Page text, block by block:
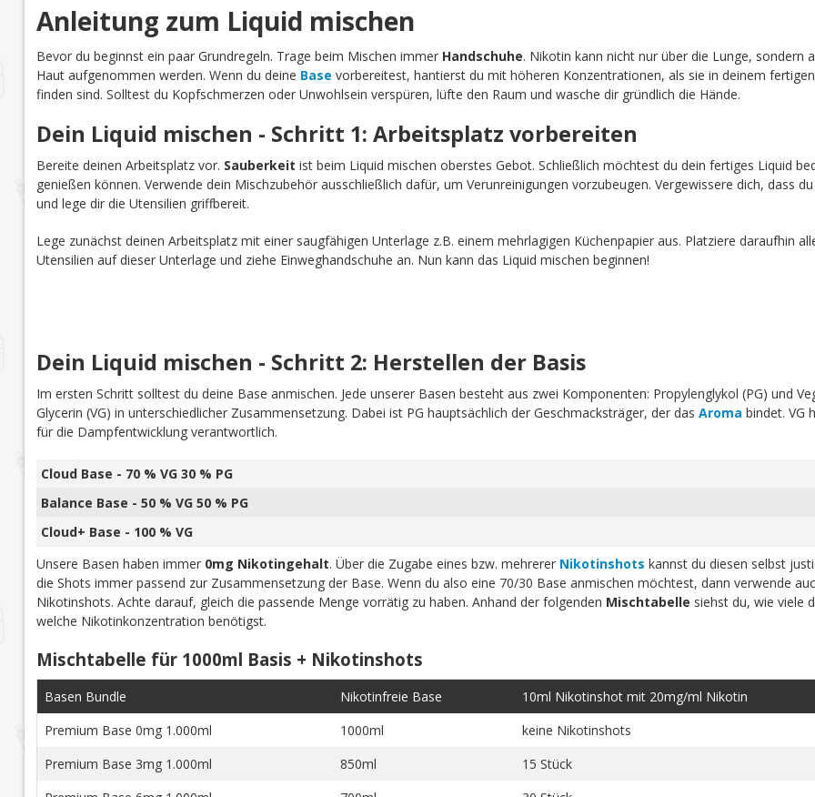
Anleitung zum Liquid mischen
Bevor du beginnst ein paar Grundregeln. Trage beim Mischen immer Handschuhe. Nikotin kann nicht nur über die Lunge, sondern
Haut aufgenommen werden. Wenn du deine Base vorbereitest, hantierst du mit höheren Konzentrationen, als sie in deinem
finden sind. Solltest du Kopfschmerzen oder Unwohlsein verspüren, lüfte den Raum und wasche dir gründlich die Hände.
Dein Liquid mischen - Schritt 1: Arbeitsplatz vorbereiten
Bereite deinen Arbeitsplatz vor. Sauberkeit ist beim Liquid mischen oberstes Gebot. Schließlich möchtest du dein fertiges Liquid
genießen können. Verwende dein Mischzubehör ausschließlich dafür, um Verunreinigungen vorzubeugen. Vergewissere dich, dass
und lege dir die Utensilien griffbereit.
Lege zunächst deinen Arbeitsplatz mit einer saugfähigen Unterlage z.B. einem mehrlagigen Küchenpapier aus. Platziere daraufhin
Utensilien auf dieser Unterlage und ziehe Einweghandschuhe an. Nun kann das Liquid mischen beginnen!
Dein Liquid mischen - Schritt 2: Herstellen der Basis
Im ersten Schritt solltest du deine Base anmischen. Jede unserer Basen besteht aus zwei Komponenten: Propylenglykol (PG) und
Glycerin (VG) in unterschiedlicher Zusammensetzung. Dabei ist PG hauptsächlich der Geschmacksträger, der das Aroma bindet. VG
für die Dampfentwicklung verantwortlich.
Cloud Base - 70 % VG 30 % PG
Balance Base - 50 % VG 50 % PG
Cloud+ Base - 100 % VG
Unsere Basen haben immer 0mg Nikotingehalt. Über die Zugabe eines bzw. mehrerer Nikotinshots kannst du diesen selbst
die Shots immer passend zur Zusammensetzung der Base. Wenn du also eine 70/30 Base anmischen möchtest, dann verwende
Nikotinshots. Achte darauf, gleich die passende Menge vorrätig zu haben. Anhand der folgenden Mischtabelle siehst du, wie viele
welche Nikotinkonzentration benötigst.
Mischtabelle für 1000ml Basis + Nikotinshots
Basen Bundle Nikotinfreie Base
10ml Nikotinshot mit 20mg/ml Nikotin
Premium Base 0mg 1.000ml
1000ml
keine Nikotinshots
Premium Base 3mg 1.000ml
850ml
15 Stück